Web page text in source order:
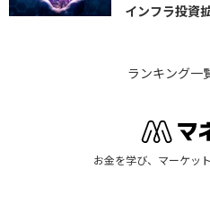
インフラ投資
ランキング一
お金を学び、マーケッ